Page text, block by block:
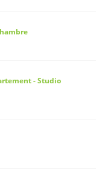
- Studio